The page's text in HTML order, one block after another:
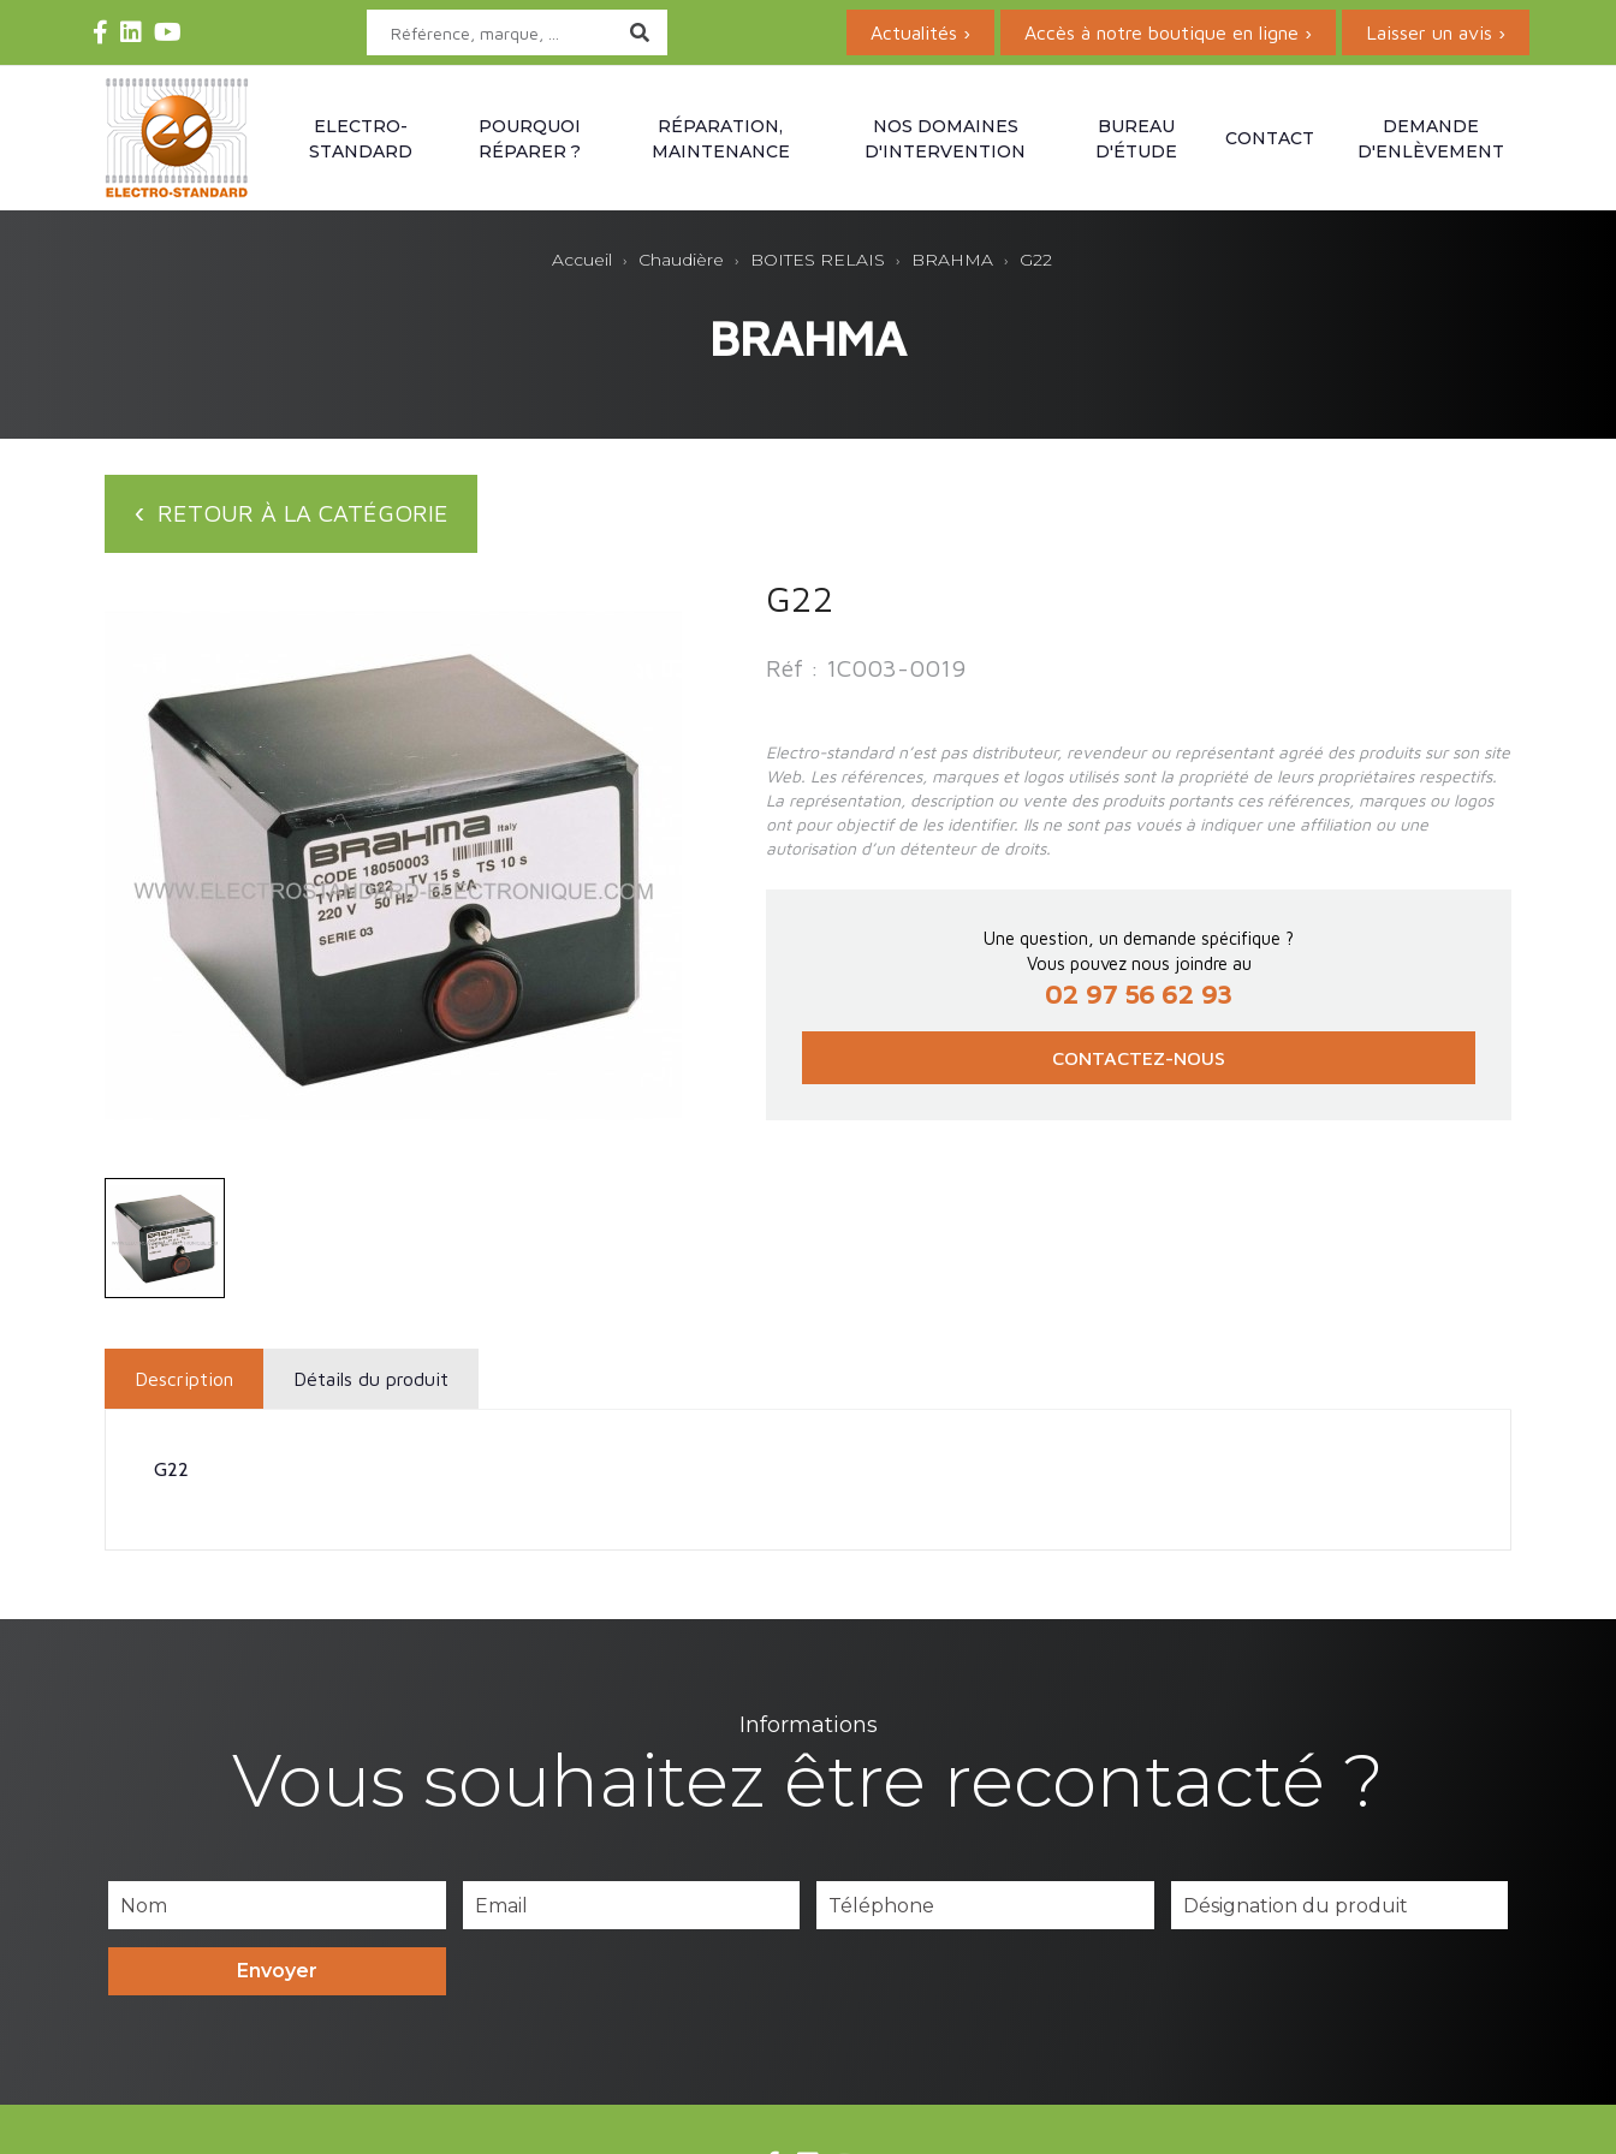
Actualités › Accès à notre boutique en ligne › Laisser un avis ›
ELECTRO-
STANDARD
POURQUOI
RÉPARER ?
RÉPARATION,
MAINTENANCE
NOS DOMAINES
D'INTERVENTION
BUREAU
D'ÉTUDE
CONTACT
DEMANDE
D'ENLÈVEMENT
Accueil Chaudière BOITES RELAIS BRAHMA G22
BRAHMA
RETOUR À LA CATÉGORIE
G22
Réf : 1C003-0019
Electro-standard n’est pas distributeur, revendeur ou représentant agréé des produits sur son site
Web. Les références, marques et logos utilisés sont la propriété de leurs propriétaires respectifs.
La représentation, description ou vente des produits portants ces références, marques ou logos
ont pour objectif de les identifier. Ils ne sont pas voués à indiquer une affiliation ou une
autorisation d’un détenteur de droits.
Une question, un demande spécifique ?
Vous pouvez nous joindre au
02 97 56 62 93
CONTACTEZ-NOUS
Description Détails du produit
G22
Informations
Vous souhaitez être recontacté ?
Envoyer